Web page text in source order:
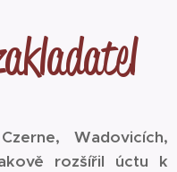
Wadovicích,
rozšířil úctu k